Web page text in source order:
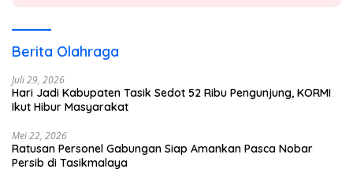
Berita Olahraga
Juli 29, 2026
Hari Jadi Kabupaten Tasik Sedot 52 Ribu Pengunjung, KORMI
Ikut Hibur Masyarakat
Mei 22, 2026
Ratusan Personel Gabungan Siap Amankan Pasca Nobar
Persib di Tasikmalaya